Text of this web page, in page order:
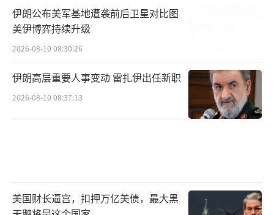
伊朗公布美军基地遭袭前后卫星对比图
美伊博弈持续升级
2026-08-10 08:30:26
伊朗高层重要人事变动 雷扎伊出任新职
2026-08-10 08:37:13
美国财长逼宫，扣押万亿美债，最大黑